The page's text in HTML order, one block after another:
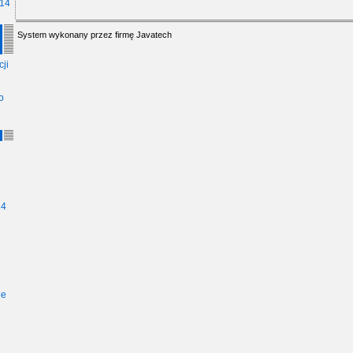
System wykonany przez firmę Javatech